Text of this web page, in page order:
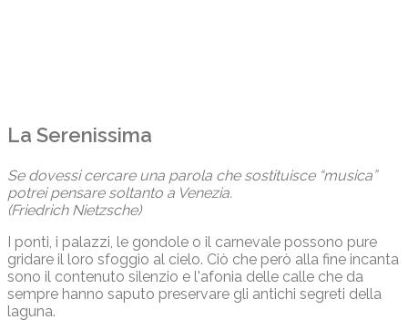
La Serenissima
Se dovessi cercare una parola che sostituisce “musica”
potrei pensare soltanto a Venezia.
(Friedrich Nietzsche)
I ponti, i palazzi, le gondole o il carnevale possono pure
gridare il loro sfoggio al cielo. Ciò che però alla fine incanta
sono il contenuto silenzio e l'afonia delle calle che da
sempre hanno saputo preservare gli antichi segreti della
laguna.